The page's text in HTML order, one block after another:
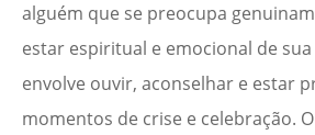
alguém que se preocupa
estar espiritual e emocional de
envolve ouvir, aconselhar e estar
momentos de crise e celebração.